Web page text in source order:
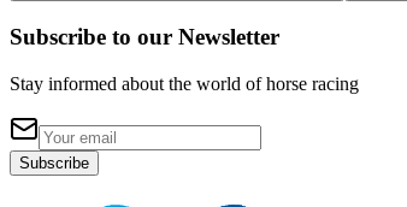
Subscribe to our Newsletter
Stay informed about the world of horse racing
Subscribe